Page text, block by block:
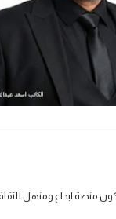
منصة ابداع ومنهل